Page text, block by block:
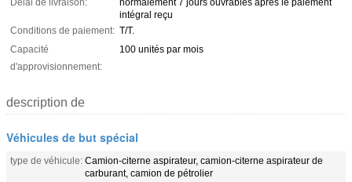
Délai de livraison:
normalement 7 jours ouvrables après le paiement
intégral reçu
Conditions de paiement: T/T.
Capacité
d'approvisionnement:
100 unités par mois
description de
Véhicules de but spécial
type de véhicule: Camion-citerne aspirateur, camion-citerne aspirateur de
carburant, camion de pétrolier